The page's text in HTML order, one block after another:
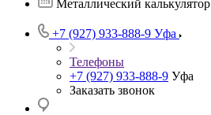
Металлический калькулятор
+7 (927) 933-888-9 Уфа
Телефоны
+7 (927) 933-888-9 Уфа
Заказать звонок